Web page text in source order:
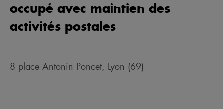
occupé avec maintien des
activités postales
8 place Antonin Poncet, Lyon (69)